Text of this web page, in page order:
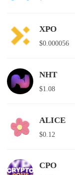
XPO
$0.000056
NHT
$1.08
ALICE
$0.12
CPO